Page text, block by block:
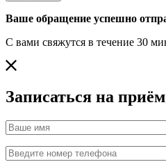
Ваше обращение успешно
С вами свяжутся в течение 30
Записаться на приём